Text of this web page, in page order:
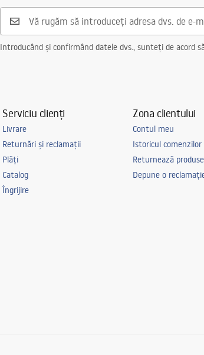
Introducând și confirmând datele dvs., sunteți de
Serviciu clienți
Livrare
Returnări și reclamații
Plăți
Catalog
Îngrijire
Zona clientului
Contul meu
Istoricul comenzilor
Returnează
Depune o